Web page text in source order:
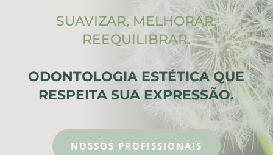
SUAVIZAR, MELHORAR,
REEQUILIBRAR.
ODONTOLOGIA ESTÉTICA QUE
RESPEITA SUA EXPRESSÃO.
NOSSOS PROFISSIONAIS